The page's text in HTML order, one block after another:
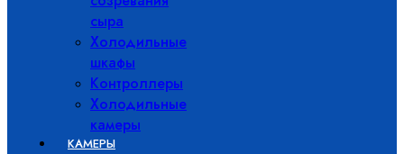
сыра
Холодильные
шкафы
Контроллеры
Холодильные
камеры
КАМЕРЫ